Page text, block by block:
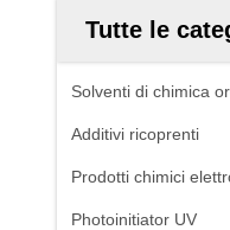
Tutte le
Solventi di chimica
Additivi ricoprenti
Prodotti chimici
Photoinitiator UV